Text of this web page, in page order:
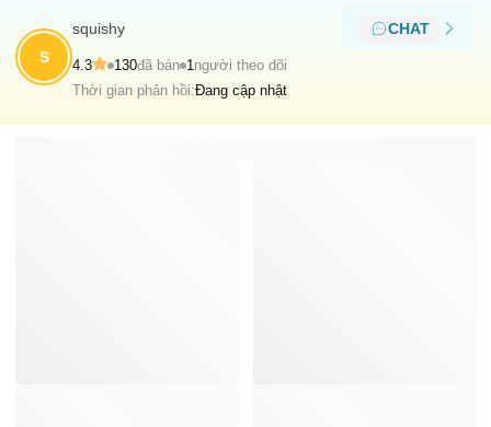
S
squishy CHAT
4.3 130đã bán 1 người theo dõi
Thời gian phản hồi:Đang cập nhật